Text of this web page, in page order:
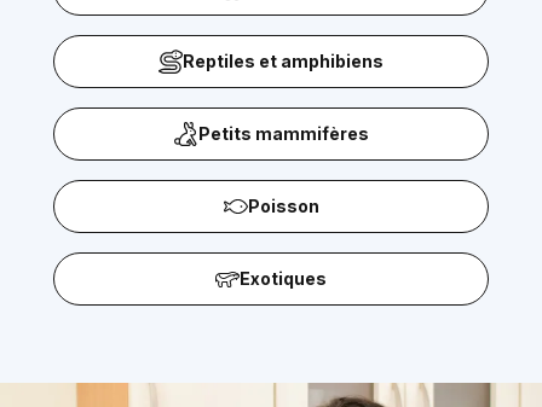
Reptiles et amphibiens
Petits mammifères
Poisson
Exotiques